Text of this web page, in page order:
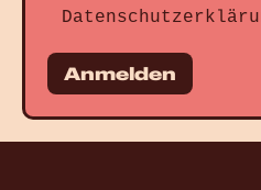
Anmelden